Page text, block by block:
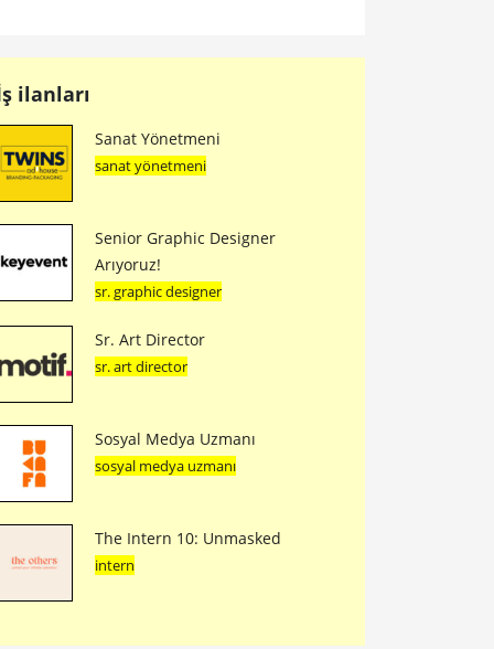
ilanları
Sanat Yönetmeni
sanat yönetmeni
Senior Graphic Designer
Arıyoruz!
sr. graphic designer
Sr. Art Director
sr. art director
Sosyal Medya Uzmanı
sosyal medya uzmanı
The Intern 10: Unmasked
intern